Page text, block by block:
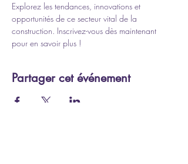
Explorez les tendances, innovations et
opportunités de ce secteur vital de la
construction. Inscrivez-vous dès maintenant
pour en savoir plus !
Partager cet événement